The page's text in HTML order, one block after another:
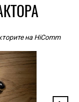
на HiComm